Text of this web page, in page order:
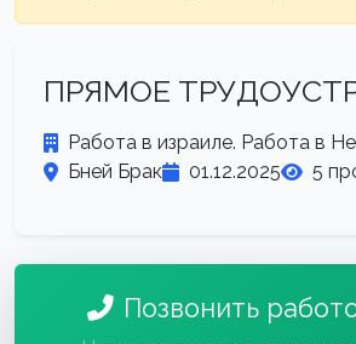
ПРЯМОЕ
Работа в израиле. Работа в
Бней Брак
01.12.2025 5
Позвонить